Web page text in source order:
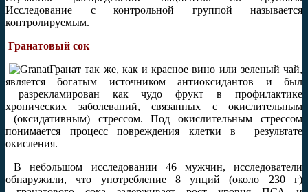
Исследование с контрольной группой называется
контролируемым.
Гранатовый сок
Гранат так же, как и красное вино или зеленый чай,
является богатым источником антиоксидантов и был
разрекламирован как чудо фрукт в профилактике
хронических заболеваний, связанных с окислительным
(оксидативным) стрессом. Под окислительным стрессом
понимается процесс повреждения клетки в результате
окисления.
В небольшом исследовании 46 мужчин, исследователи
обнаружили, что употребление 8 унций (около 230 г)